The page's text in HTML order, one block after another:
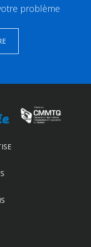
problème